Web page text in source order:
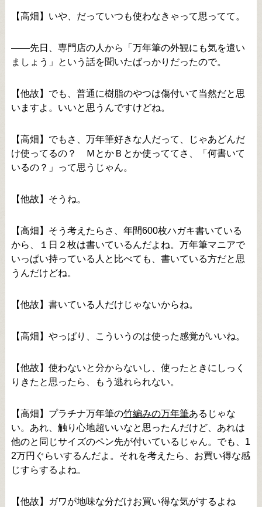
【高畑】いや、だっていつも使わなきゃって思ってて。
――先日、専門店の人から「万年筆の外観にも気を遣い
ましょう」という話を聞いたばっかりだったので。
【他故】でも、普通に樹脂のやつは傷付いて当然だと思
いますよ。いいと思うんですけどね。
【高畑】でもさ、万年筆好きな人だって、じゃあどんだ
け使ってるの？ ＭとかＢとか使っててさ、「何書いて
いるの？」って思うじゃん。
【他故】そうね。
【高畑】そう考えたらさ、年間600枚ハガキ書いている
から、１日２枚は書いているんだよね。万年筆マニアで
いっぱい持っている人と比べても、書いている方だと思
うんだけどね。
【他故】書いている人だけじゃないからね。
【高畑】やっぱり、こういうのは使った感覚がいいね。
【他故】使わないと分からないし、使ったときにしっく
りきたと思ったら、もう逃れられない。
【高畑】プラチナ万年筆の竹編みの万年筆あるじゃな
い。あれ、触り心地超いいなと思ったんだけど、あれは
他のと同じサイズのペン先が付いているじゃん。でも、1
2万円ぐらいするんだよ。それを考えたら、お買い得な感
じすらするよね。
【他故】ガワが地味な分だけお買い得な気がするよね